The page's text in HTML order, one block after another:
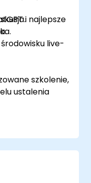
i najlepsze
live-
szkolenie,
ustalenia